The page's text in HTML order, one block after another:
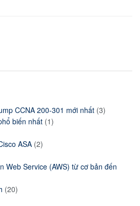
CCNA 200-301 mới nhất (3)
biến nhất (1)
ASA (2)
Web Service (AWS) từ cơ bản đến
(20)